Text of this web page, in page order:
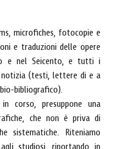
microfiches, fotocopie e
e traduzioni delle opere
e nel Seicento, e tutti i
notizia (testi, lettere di e a
bibliografico).
corso, presuppone una
che non è priva di
sistematiche. Riteniamo
studiosi, riportando in